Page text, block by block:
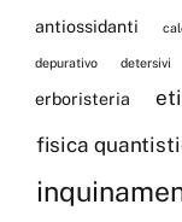
antiossidanti
depurativo detersivi
erboristeria
fisica